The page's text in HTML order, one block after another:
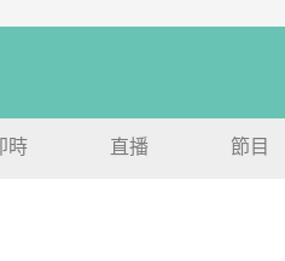
時 直播 節目